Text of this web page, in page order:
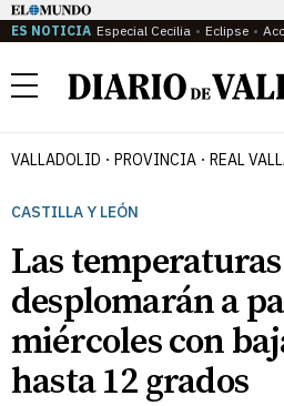
ES NOTICIA Especial Cecilia Eclipse
Menú
VALLADOLID PROVINCIA REAL
CASTILLA Y LEÓN
Las
desplomarán a
miércoles con
hasta 12 grados